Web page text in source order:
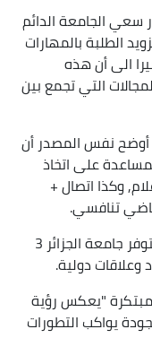
الجامعة الدائم
الطلبة بالمهارات
الى أن هذه
التي تجمع بين
نفس المصدر أن
على اتخاذ
وكذا اتصال +
تنافسي.
أما بشأن التخصصات "مزدوجة الكفاءة" فتوفر جامعة الجزائر 3
دولية.
"يعكس رؤية
يواكب التطورات